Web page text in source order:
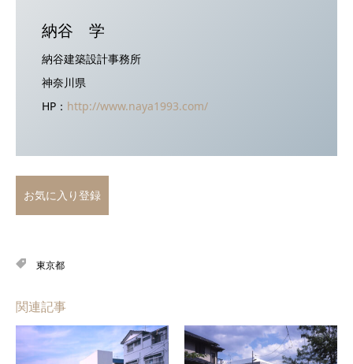
納谷 学
納谷建築設計事務所
神奈川県
HP： http://www.naya1993.com/
お気に入り登録
東京都
関連記事